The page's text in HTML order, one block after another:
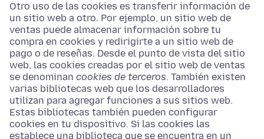
Otro uso de las cookies es transferir información de
un sitio web a otro. Por ejemplo, un sitio web de
ventas puede almacenar información sobre tu
compra en cookies y redirigirte a un sitio web de
pago o de reseñas. Desde el punto de vista del sitio
web, las cookies creadas por el sitio web de ventas
se denominan cookies de terceros. También existen
varias bibliotecas web que los desarrolladores
utilizan para agregar funciones a sus sitios web.
Estas bibliotecas también pueden configurar
cookies en tu dispositivo. Si las cookies las
establece una biblioteca que se encuentra en un